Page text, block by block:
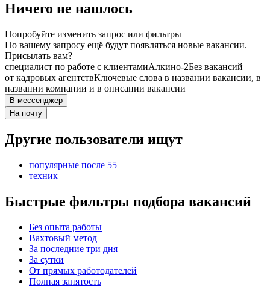
Ничего не нашлось
Попробуйте изменить запрос или фильтры
По вашему запросу ещё будут появляться новые вакансии.
Присылать вам?
специалист по работе с клиентамиАлкино-2Без вакансий
от кадровых агентствКлючевые слова в названии вакансии, в
названии компании и в описании вакансии
В мессенджер
На почту
Другие пользователи ищут
популярные после 55
техник
Быстрые фильтры подбора вакансий
Без опыта работы
Вахтовый метод
За последние три дня
За сутки
От прямых работодателей
Полная занятость